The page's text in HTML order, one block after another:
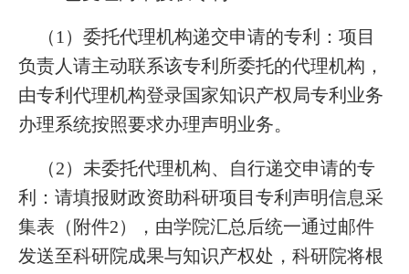
（1）委托代理机构递交申请的专利：项目
负责人请主动联系该专利所委托的代理机构，
由专利代理机构登录国家知识产权局专利业务
办理系统按照要求办理声明业务。
（2）未委托代理机构、自行递交申请的专
利：请填报财政资助科研项目专利声明信息采
集表（附件2），由学院汇总后统一通过邮件
发送至科研院成果与知识产权处，科研院将根